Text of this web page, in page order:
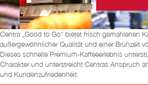
Centra „Good to Go“ bietet frisch gemahlenen
außergewöhnlicher Qualität und einer Brühzeit
Dieses schnelle Premium-Kaffeeerlebnis
Charakter und unterstreicht Centras Anspruch
und Kundenzufriedenheit.